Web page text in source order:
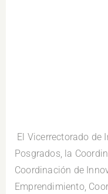
El Vicerrectorado de
Posgrados, la
Coordinación de
Emprendimiento,